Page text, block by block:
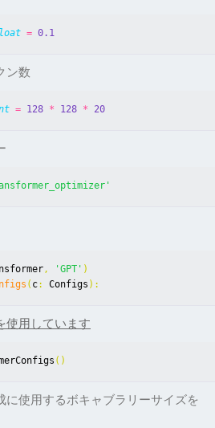
= 0.1
ン数
= 128 * 128 * 20
, 'GPT' )
( c: Configs ):
使用しています
()
に使用するボキャブラリーサイズを